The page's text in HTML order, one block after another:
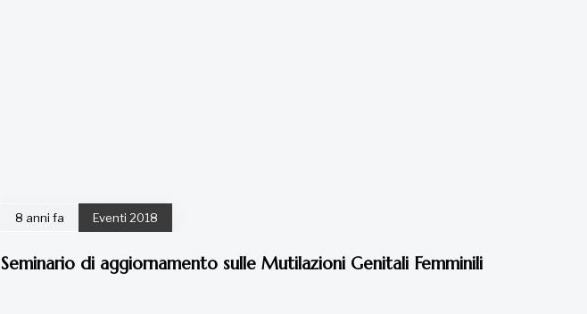
8 anni fa Eventi 2018
Seminario di aggiornamento sulle Mutilazioni Genitali Femminili